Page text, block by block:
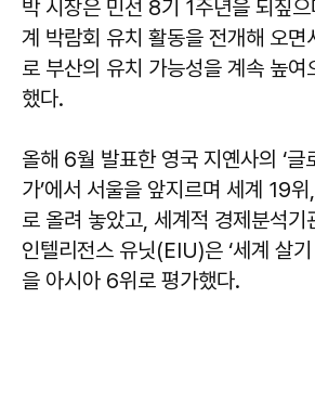
박 시장은 민선 8기 1주년을 되짚
계 박람회 유치 활동을 전개해 오면
로 부산의 유치 가능성을 계속 높여
했다.
올해 6월 발표한 영국 지옌사의 ‘글
가’에서 서울을 앞지르며 세계 19
로 올려 놓았고, 세계적 경제분석기
인텔리전스 유닛(EIU)은 ‘세계 살
을 아시아 6위로 평가했다.